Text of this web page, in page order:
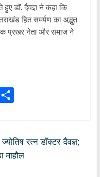
डॉ. दैवज्ञ ने कहा कि
हित समर्पण का अद्भुत
प्रखर नेता और समाज ने
S
e रत्न डॉक्टर दैवज्ञ;
माहौल